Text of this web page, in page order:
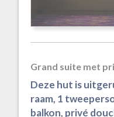
Grand suite met
Deze hut is
raam, 1
balkon, privé